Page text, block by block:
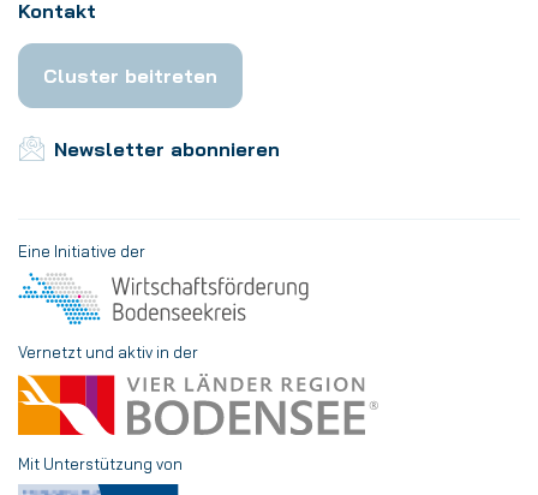
Kontakt
Cluster beitreten
Newsletter abonnieren
Eine Initiative der
Vernetzt und aktiv in der
Mit Unterstützung von